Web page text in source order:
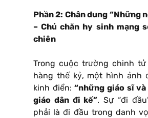
Phần 2: Chân dung “Những
– Chủ chăn hy sinh mạng
chiên
Trong cuộc trường chinh tử
hàng thế kỷ, một hình ảnh
kinh điển:“những giáo sĩ
giáo dân đi kế”. Sự “đi
phải là đi đầu trong danh